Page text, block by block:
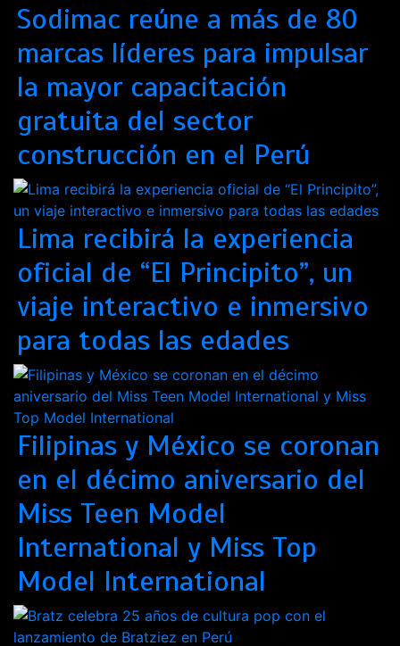
Sodimac reúne a más de 80
marcas líderes para impulsar
la mayor capacitación
gratuita del sector
construcción en el Perú
Lima recibirá la experiencia
oficial de “El Principito”, un
viaje interactivo e inmersivo
para todas las edades
Filipinas y México se coronan
en el décimo aniversario del
Miss Teen Model
International y Miss Top
Model International